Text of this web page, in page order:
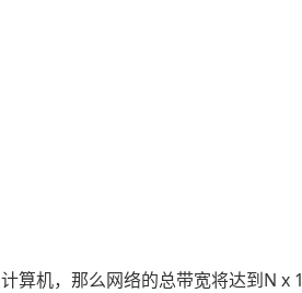
算机，那么网络的总带宽将达到N x 1